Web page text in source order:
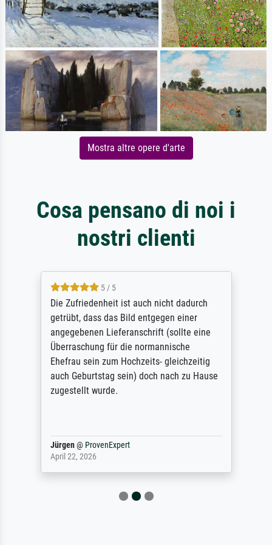
Mostra altre opere d'arte
Cosa pensano di noi i
nostri clienti
5 / 5
Die Zufriedenheit ist auch nicht dadurch
getrübt, dass das Bild entgegen einer
angegebenen Lieferanschrift (sollte eine
Überraschung für die normannische
Ehefrau sein zum Hochzeits- gleichzeitig
auch Geburtstag sein) doch nach zu Hause
zugestellt wurde.
Jürgen@ ProvenExpert
April 22, 2026